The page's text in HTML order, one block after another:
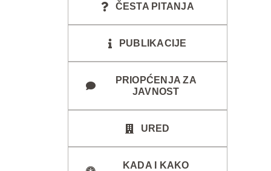
ČESTA PITANJA
PUBLIKACIJE
PRIOPĆENJA ZA
JAVNOST
URED
KADA I KAKO